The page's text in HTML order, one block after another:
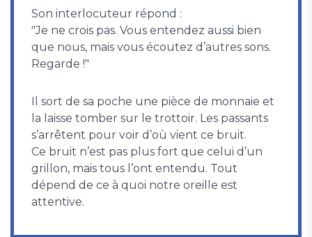
Son interlocuteur répond :
"Je ne crois pas. Vous entendez aussi bien
que nous, mais vous écoutez d’autres sons.
Regarde !"
Il sort de sa poche une pièce de monnaie et
la laisse tomber sur le trottoir. Les passants
s’arrêtent pour voir d’où vient ce bruit.
Ce bruit n’est pas plus fort que celui d’un
grillon, mais tous l’ont entendu. Tout
dépend de ce à quoi notre oreille est
attentive.